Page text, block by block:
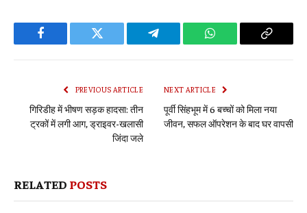
Facebook Twitter Telegram WhatsApp Copy
PREVIOUS ARTICLE
गिरिडीह में भीषण सड़क हादसा: तीन
ट्रकों में लगी आग, ड्राइवर-खलासी
जिंदा जले
NEXT ARTICLE
पूर्वी सिंहभूम में 6 बच्चों को मिला नया
जीवन, सफल ऑपरेशन के बाद घर वापसी
RELATED POSTS